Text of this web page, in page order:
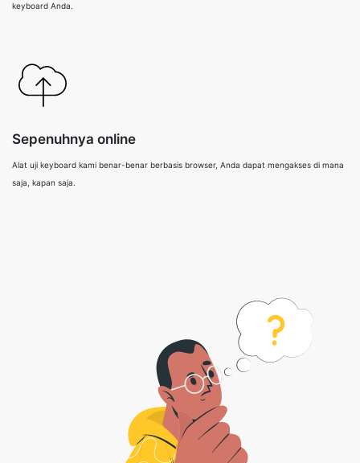
keyboard Anda.
Sepenuhnya online
Alat uji keyboard kami benar-benar berbasis browser, Anda dapat mengakses di mana
saja, kapan saja.